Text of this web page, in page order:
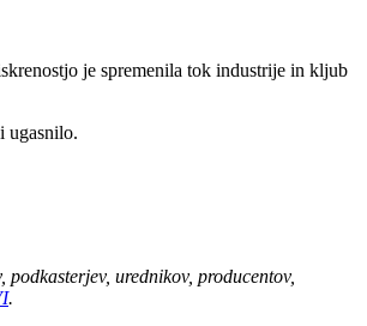
je spremenila tok industrije in kljub
ugasnilo.
urednikov, producentov,
.